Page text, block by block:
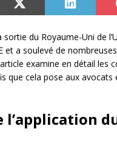
sortie du Royaume-Uni de
et a soulevé de
examine en détail les
que cela pose aux
l’application